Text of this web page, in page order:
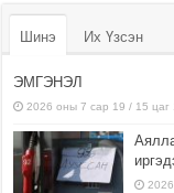
Шинэ Их Үзсэн
ЭМГЭНЭЛ
2026 оны 7 сар 19 / 15 цаг